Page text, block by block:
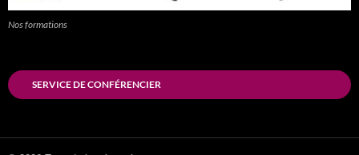
Nos formations
SERVICE DE CONFÉRENCIER